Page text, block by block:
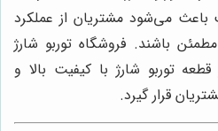
می‌شود مشتریان از عملکرد
باشند. فروشگاه توربو شارژ
توربو شارژ با کیفیت بالا و
قرار گیرد.